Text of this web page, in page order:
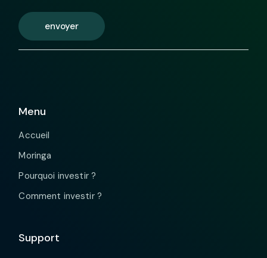
envoyer
Menu
Accueil
Moringa
Pourquoi investir ?
Comment investir ?
Support